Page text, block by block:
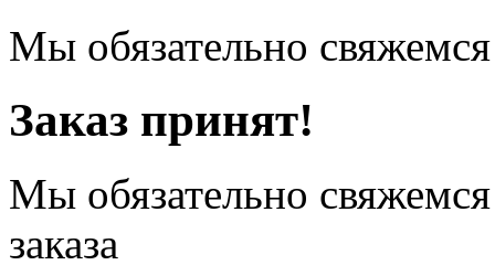
Мы обязательно
Заказ принят!
Мы обязательно
заказа